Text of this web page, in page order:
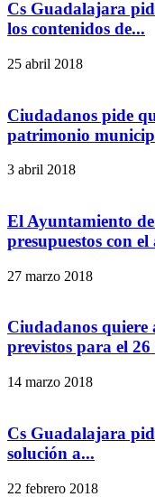
Cs Guadalajara
los contenidos de...
25 abril 2018
Ciudadanos pide
patrimonio
3 abril 2018
El Ayuntamiento
presupuestos con el
27 marzo 2018
Ciudadanos quiere
previstos para el 26
14 marzo 2018
Cs Guadalajara
solución a...
22 febrero 2018